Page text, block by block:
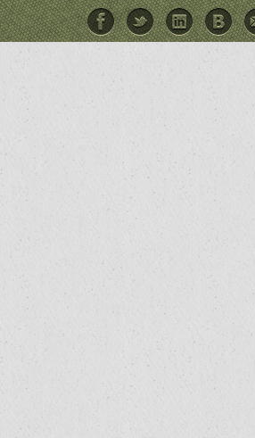
Facebook
TwitterLinkedIn